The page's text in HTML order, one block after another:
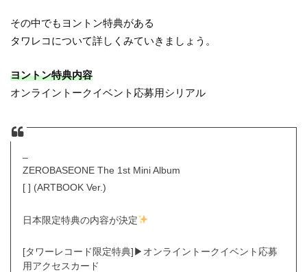
その中でもヨントン特典がある
タワレコについて詳しくみていきましょう。
ヨントン特典内容
オンライントークイベント応募用シリアル
ZEROBASEONE The 1st Mini Album
[ ] (ARTBOOK Ver.)
日本限定特典の内容が決定
[タワーレコード限定特典]▶︎オンライントークイベント応募
用アクセスカード